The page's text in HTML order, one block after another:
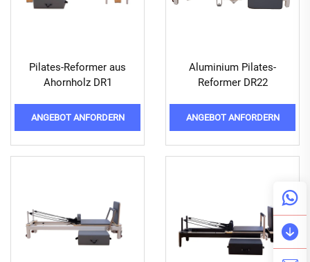
Pilates-Reformer aus
Ahornholz DR1
ANGEBOT ANFORDERN
Aluminium Pilates-
Reformer DR22
ANGEBOT ANFORDERN